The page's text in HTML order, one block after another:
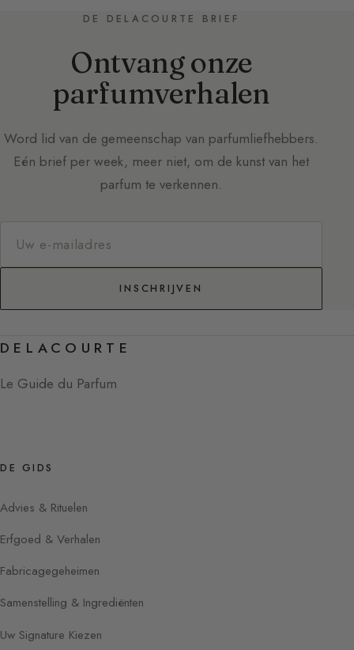
DE DELACOURTE BRIEF
Ontvang onze
parfumverhalen
Word lid van de gemeenschap van parfumliefhebbers.
Eén brief per week, meer niet, om de kunst van het
parfum te verkennen.
INSCHRIJVEN
DELACOURTE
Le Guide du Parfum
DE GIDS
Advies & Rituelen
Erfgoed & Verhalen
Fabricagegeheimen
Samenstelling & Ingrediënten
Uw Signature Kiezen